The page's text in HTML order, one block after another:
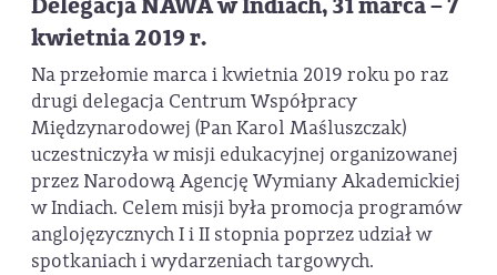
Delegacja NAWA w Indiach, 31 marca – 7
kwietnia 2019 r.
Na przełomie marca i kwietnia 2019 roku po raz
drugi delegacja Centrum Współpracy
Międzynarodowej (Pan Karol Maśluszczak)
uczestniczyła w misji edukacyjnej organizowanej
przez Narodową Agencję Wymiany Akademickiej
w Indiach. Celem misji była promocja programów
anglojęzycznych I i II stopnia poprzez udział w
spotkaniach i wydarzeniach targowych.